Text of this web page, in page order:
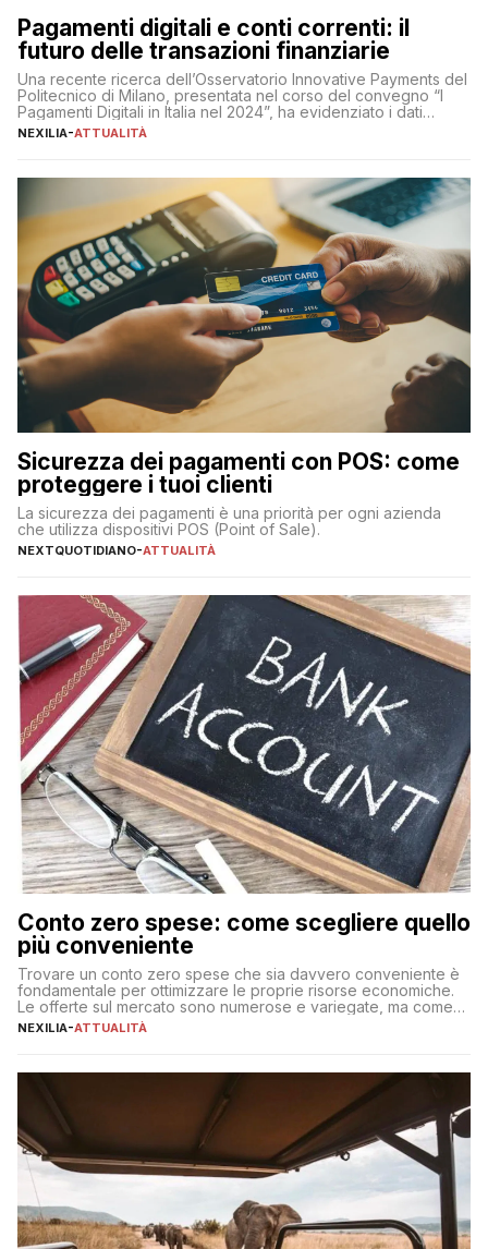
Pagamenti digitali e conti correnti: il
futuro delle transazioni finanziarie
Una recente ricerca dell’Osservatorio Innovative Payments del
Politecnico di Milano, presentata nel corso del convegno “I
Pagamenti Digitali in Italia nel 2024”, ha evidenziato i dati
definitivi del primo semestre 2024 relativamente alle
NEXILIA-ATTUALITÀ
Sicurezza dei pagamenti con POS: come
proteggere i tuoi clienti
La sicurezza dei pagamenti è una priorità per ogni azienda
che utilizza dispositivi POS (Point of Sale).
NEXTQUOTIDIANO-ATTUALITÀ
Conto zero spese: come scegliere quello
più conveniente
Trovare un conto zero spese che sia davvero conveniente è
fondamentale per ottimizzare le proprie risorse economiche.
Le offerte sul mercato sono numerose e variegate, ma come
individuare quella più adatta alle proprie esigenze senza
sul […]
NEXILIA-ATTUALITÀ